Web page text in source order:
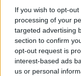
If you wish to opt-
processing of your
targeted advertising
section to confirm
opt-out request is
interest-based ads
us or personal
scursurile din
DOINA DABIJA:
FLORIN BURTA: